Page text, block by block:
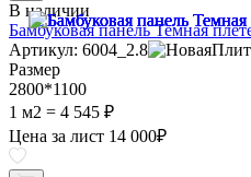
В наличии
Бамбуковая панель Темная
Артикул: 6004_2.8
Размер
2800*1100
1 м2 = 4 545 ₽
Цена за лист 14 000₽